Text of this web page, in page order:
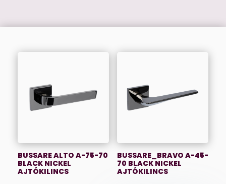
BUSSARE ALTO A-75-70
BLACK NICKEL
AJTÓKILINCS
BUSSARE_BRAVO A-45-
70 BLACK NICKEL
AJTÓKILINCS